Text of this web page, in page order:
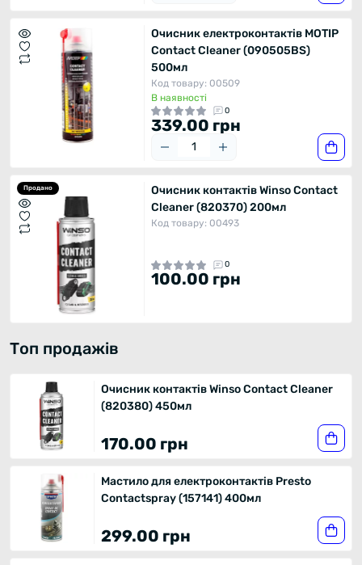
Очисник електроконтактів MOTIP
Contact Cleaner (090505BS)
500мл
Код товару: 00509
В наявності
0
339.00 грн
Продано
Очисник контактів Winso Contact
Cleaner (820370) 200мл
Код товару: 00493
0
100.00 грн
Топ продажів
Очисник контактів Winso Contact Cleaner
(820380) 450мл
170.00 грн
Мастило для електроконтактів Presto
Contactspray (157141) 400мл
299.00 грн